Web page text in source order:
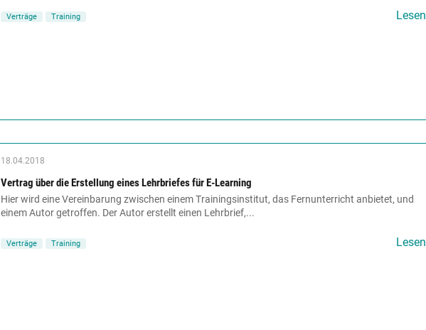
Verträge Training Lesen
18.04.2018
Vertrag über die Erstellung eines Lehrbriefes für E-Learning
Hier wird eine Vereinbarung zwischen einem Trainingsinstitut, das Fernunterricht anbietet, und
einem Autor getroffen. Der Autor erstellt einen Lehrbrief,...
Verträge Training Lesen